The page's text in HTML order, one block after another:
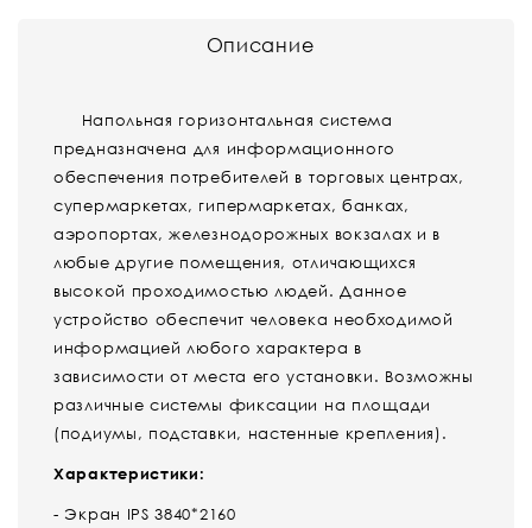
Описание
Напольная горизонтальная система
предназначена для информационного
обеспечения потребителей в торговых центрах,
супермаркетах, гипермаркетах, банках,
аэропортах, железнодорожных вокзалах и в
любые другие помещения, отличающихся
высокой проходимостью людей. Данное
устройство обеспечит человека необходимой
информацией любого характера в
зависимости от места его установки. Возможны
различные системы фиксации на площади
(подиумы, подставки, настенные крепления).
Характеристики:
- Экран IPS 3840*2160